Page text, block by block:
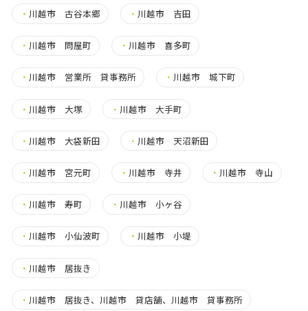
・ 川越市 古谷本郷 ・ 川越市 吉田
・ 川越市 問屋町 ・ 川越市 喜多町
・ 川越市 営業所 貸事務所 ・ 川越市 城下町
・ 川越市 大塚 ・ 川越市 大手町
・ 川越市 大袋新田 ・ 川越市 天沼新田
・ 川越市 宮元町 ・ 川越市 寺井 ・ 川越市 寺山
・ 川越市 寿町 ・ 川越市 小ヶ谷
・ 川越市 小仙波町 ・ 川越市 小堤
・ 川越市 居抜き
・ 川越市 居抜き、川越市 貸店舗、川越市 貸事務所